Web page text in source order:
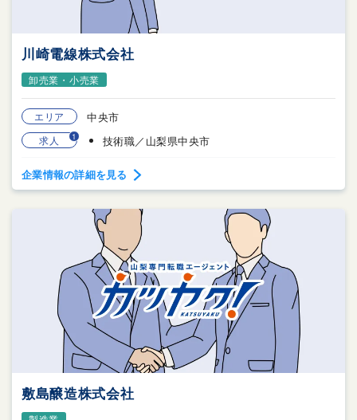
川崎電線株式会社
卸売業・小売業
エリア 中央市
求人 1 技術職／山梨県中央市
企業情報の詳細を見る
敷島醸造株式会社